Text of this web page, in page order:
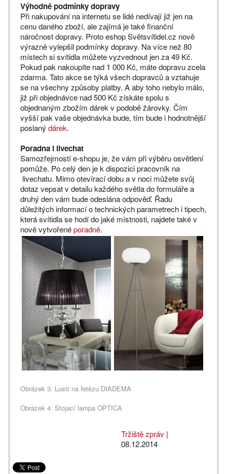
Výhodné podmínky dopravy
Při nakupování na internetu se lidé nedívají již jen na
cenu daného zboží, ale zajímá je také finanční
náročnost dopravy. Proto e­shop Svět­svítidel.cz nově
výrazně vylepšil podmínky dopravy. Na více než 80
místech si svítidla můžete vyzvednout jen za 49 Kč.
Pokud pak nakoupíte nad 1 000 Kč, máte dopravu zcela
zdarma. Tato akce se týká všech dopravců a vztahuje
se na všechny způsoby platby. A aby toho nebylo málo,
již při objednávce nad 500 Kč získáte spolu s
objednaným zbožím dárek v podobě žárovky. Čím
vyšší pak vaše objednávka bude, tím bude i hodnotnější
poslaný dárek.
Poradna i livechat
Samozřejmostí e-shopu je, že vám při výběru osvětlení
pomůže. Po celý den je k dispozici pracovník na
livechatu. Mimo otevírací dobu a v noci můžete svůj
dotaz vepsat v detailu každého světla do formuláře a
druhý den vám bude odeslána odpověď. Řadu
důležitých informací o technických parametrech i tipech,
která svítidla se hodí do jaké místnosti, najdete také v
nově vytvořenéporadně.
Obrázek 3: Lustr na řetězu DIADEMA
Obrázek 4: Stojací lampa OPTICA
Tržiště zpráv |
08.12.2014